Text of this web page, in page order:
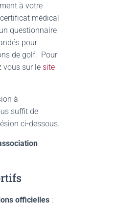
à votre
médical
questionnaire
pour
de golf. Pour
vous sur le site
à
suffit de
ci-dessous.
officielles :